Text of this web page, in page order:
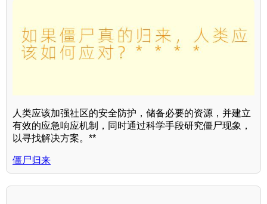
人类应该加强社区的安全防护，储备必要的资源，并建立
有效的应急响应机制，同时通过科学手段研究僵尸现象，
以寻找解决方案。**
僵尸归来